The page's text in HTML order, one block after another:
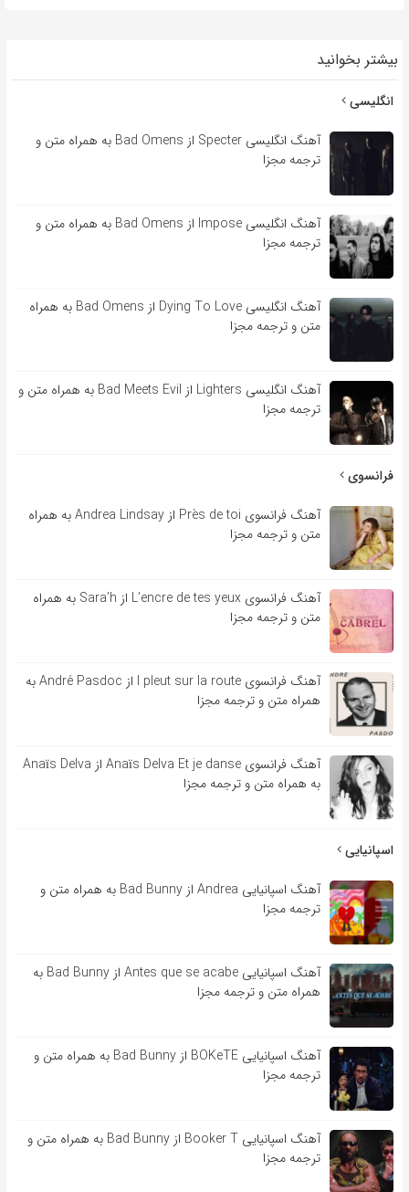
بیشتر بخوانید
انگلیسی
آهنگ انگلیسی Specter از Bad Omens به همراه متن و
ترجمه مجزا
آهنگ انگلیسی Impose از Bad Omens به همراه متن و
ترجمه مجزا
آهنگ انگلیسی Dying To Love از Bad Omens به همراه
متن و ترجمه مجزا
آهنگ انگلیسی Lighters از Bad Meets Evil به همراه متن و
ترجمه مجزا
فرانسوی
آهنگ فرانسوی Près de toi از Andrea Lindsay به همراه
متن و ترجمه مجزا
آهنگ فرانسوی L’encre de tes yeux از Sara’h به همراه
متن و ترجمه مجزا
آهنگ فرانسوی l pleut sur la route از André Pasdoc به
همراه متن و ترجمه مجزا
آهنگ فرانسوی Anaïs Delva Et je danse از Anaïs Delva
به همراه متن و ترجمه مجزا
اسپانیایی
آهنگ اسپانیایی Andrea از Bad Bunny به همراه متن و
ترجمه مجزا
آهنگ اسپانیایی Antes que se acabe از Bad Bunny به
همراه متن و ترجمه مجزا
آهنگ اسپانیایی BOKeTE از Bad Bunny به همراه متن و
ترجمه مجزا
آهنگ اسپانیایی Booker T از Bad Bunny به همراه متن و
ترجمه مجزا